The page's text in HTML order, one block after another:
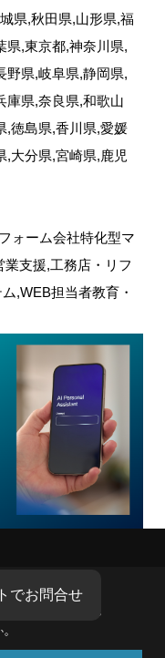
県,秋田県,山形県,福
県,東京都,神奈川県,
野県,岐阜県,静岡県,
庫県,奈良県,和歌山
,徳島県,香川県,愛媛
,大分県,宮崎県,鹿児
ォーム会社特化型マ
支援,工務店・リフ
,WEB担当者教育・
Reserved.
」をご覧ください。